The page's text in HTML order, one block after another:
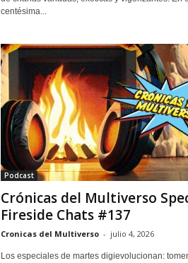
centésima...
Podcast
Crónicas del Multiverso
Fireside Chats #137
Cronicas del Multiverso - julio 4, 2026
Los especiales de martes digievolucionan: